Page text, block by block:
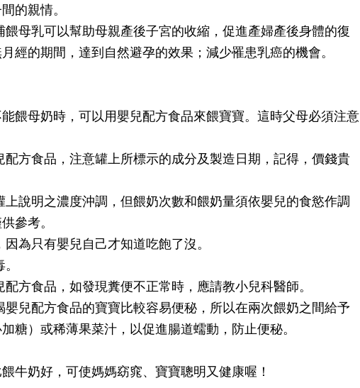
的親情。
餵母乳可以幫助母親產後子宮的收縮，促進產婦產後身體的復
經的期間，達到自然避孕的效果；減少罹患乳癌的機會。
餵母奶時，可以用嬰兒配方食品來餵寶寶。這時父母必須注意
配方食品，注意罐上所標示的成分及製造日期，記得，價錢貴
上說明之濃度沖調，但餵奶次數和餵奶量須依嬰兒的食慾作調
參考。
為只有嬰兒自己才知道吃飽了沒。
配方食品，如發現糞便不正常時，應請教小兒科醫師。
嬰兒配方食品的寶寶比較容易便秘，所以在兩次餵奶之間給予
糖）或稀薄果菜汁，以促進腸道蠕動，防止便秘。
牛奶好，可使媽媽窈窕、寶寶聰明又健康喔！